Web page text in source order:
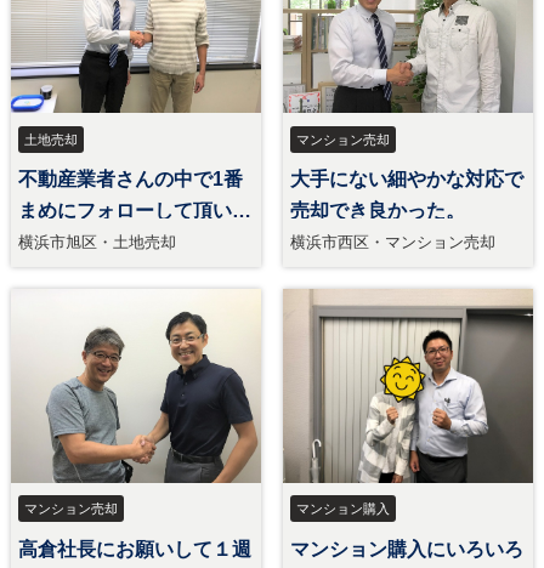
土地売却
不動産業者さんの中で1番
まめにフォローして頂い
た。
横浜市旭区・土地売却
マンション売却
大手にない細やかな対応で
売却でき良かった。
横浜市西区・マンション売却
マンション売却
高倉社長にお願いして１週
マンション購入
マンション購入にいろいろ